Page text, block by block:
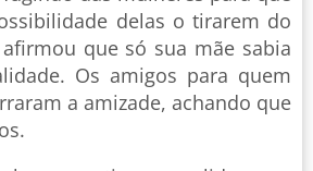
delas o tirarem do
que só sua mãe sabia
Os amigos para quem
a amizade, achando que